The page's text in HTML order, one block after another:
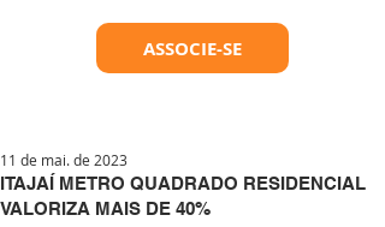
ASSOCIE-SE
ITAJAÍ METRO QUADRADO RESIDENCIAL
VALORIZA MAIS DE 40%
11 de mai. de 2023